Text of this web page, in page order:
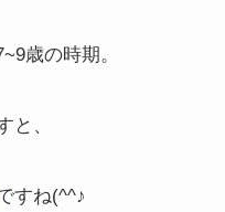
歳の時期。
と、
すね(^^♪